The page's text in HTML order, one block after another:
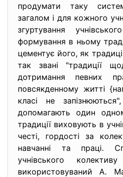
продумати таку
загалом і для кожного
згуртування
формування в ньому
цементує його, як
так звані "традиції
дотримання певних
повсякденному житті
класі не
допомагають один
традиції виховують в
честі, гордості за
навчанні та праці.
учнівського
використовуваний А.